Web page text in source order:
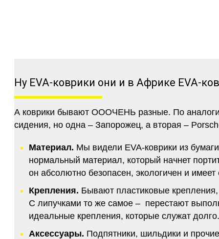
Ну EVA-коврики они и в Африке EVA-
А коврики бывают ОООЧЕНЬ разные. По
сидения, но одна – Запорожец, а вторая –
Материал. Мы видели EVA-коврики из
нормальный материал, который начнет
он абсолютно безопасен, экологичен и
Крепления. Бывают пластиковые
С липучками то же самое – перестают
идеальные крепления, которые служат
Аксессуары. Подпятники, шильдики и